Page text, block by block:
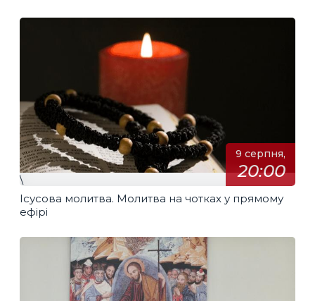
9 серпня,
20:00
\
Ісусова молитва. Молитва на чотках у прямому
ефірі